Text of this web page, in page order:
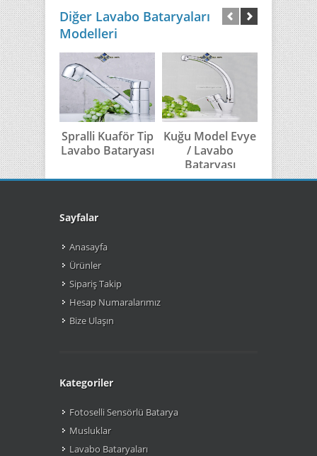
Diğer Lavabo Bataryaları
Modelleri
Spralli Kuaför Tip
Lavabo Bataryası
Kuğu Model Evye
/ Lavabo
Bataryası
Kuğu
Model
Banyo
Sayfalar
Anasayfa
Ürünler
Sipariş Takip
Hesap Numaralarımız
Bize Ulaşın
Kategoriler
Fotoselli Sensörlü Batarya
Musluklar
Lavabo Bataryaları